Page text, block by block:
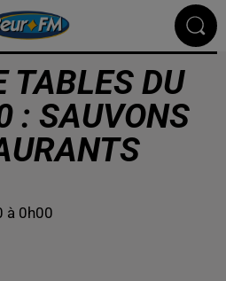
TABLES DU
: SAUVONS
à 0h00